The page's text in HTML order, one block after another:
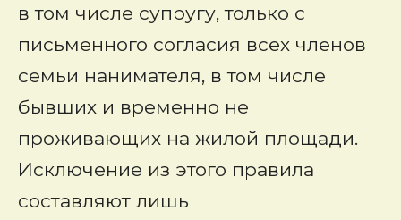
в том числе супругу, только с
письменного согласия всех членов
семьи нанимателя, в том числе
бывших и временно не
проживающих на жилой площади.
Исключение из этого правила
составляют лишь